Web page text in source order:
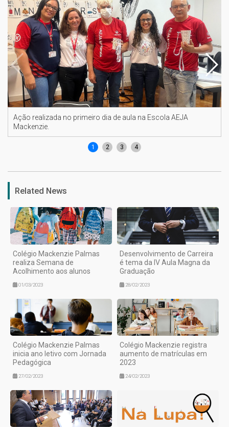
Ação realizada no primeiro dia de aula na Escola AEJA
Mackenzie.
1 2 3 4
Related News
Colégio Mackenzie Palmas
realiza Semana de
Acolhimento aos alunos
01/03/2023
Desenvolvimento de Carreira
é tema da IV Aula Magna da
Graduação
28/02/2023
Colégio Mackenzie Palmas
inicia ano letivo com Jornada
Pedagógica
27/02/2023
Colégio Mackenzie registra
aumento de matrículas em
2023
24/02/2023